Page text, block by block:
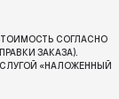
СОГЛАСНО
ЗАКАЗА).
«НАЛОЖЕННЫЙ